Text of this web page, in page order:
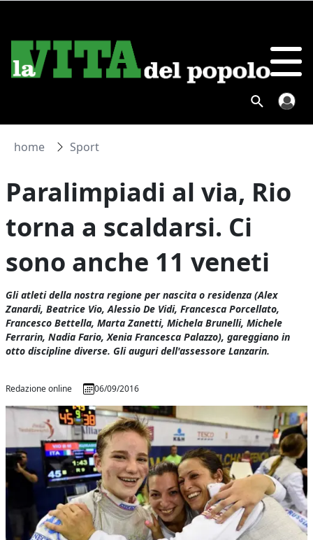
home Sport
Paralimpiadi al via, Rio
torna a scaldarsi. Ci
sono anche 11 veneti
Gli atleti della nostra regione per nascita o residenza (Alex
Zanardi, Beatrice Vio, Alessio De Vidi, Francesca Porcellato,
Francesco Bettella, Marta Zanetti, Michela Brunelli, Michele
Ferrarin, Nadia Fario, Xenia Francesca Palazzo), gareggiano in
otto discipline diverse. Gli auguri dell'assessore Lanzarin.
Redazione online 06/09/2016